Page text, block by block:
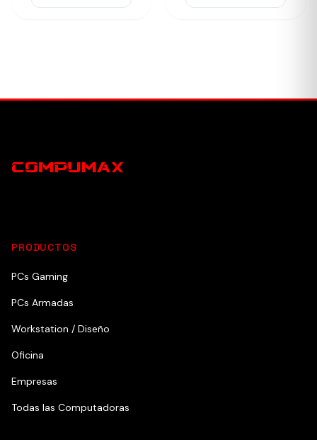
PRODUCTOS
PCs Gaming
PCs Armadas
Workstation / Diseño
Oficina
Empresas
Todas las Computadoras